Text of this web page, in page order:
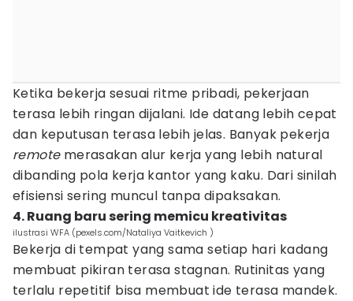
Ketika bekerja sesuai ritme pribadi, pekerjaan
terasa lebih ringan dijalani. Ide datang lebih cepat
dan keputusan terasa lebih jelas. Banyak pekerja
remotemerasakan alur kerja yang lebih natural
dibanding pola kerja kantor yang kaku. Dari sinilah
efisiensi sering muncul tanpa dipaksakan.
4. Ruang baru sering memicu kreativitas
ilustrasi WFA (pexels.com/Nataliya Vaitkevich )
Bekerja di tempat yang sama setiap hari kadang
membuat pikiran terasa stagnan. Rutinitas yang
terlalu repetitif bisa membuat ide terasa mandek.